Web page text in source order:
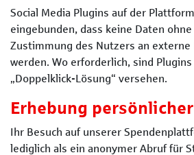
Social Media Plugins auf der
eingebunden, dass keine Daten
Zustimmung des Nutzers an
werden. Wo erforderlich, sind
„Doppelklick-Lösung“ versehen.
Erhebung
Ihr Besuch auf unserer
lediglich als ein anonymer Abruf für